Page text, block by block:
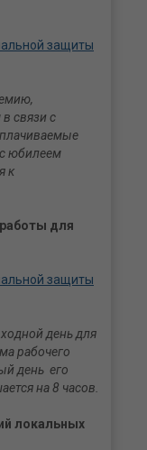
защиты
связи с
юбилеем
к
для
защиты
день для
рабочего
день его
на 8 часов.
локальных